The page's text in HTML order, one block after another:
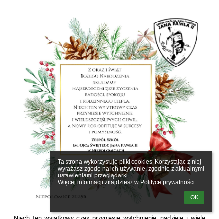
Ta strona wykorzystuje pliki cookies. Korzystając z niej
wyrażasz zgodę na ich używanie, zgodnie z aktualnymi
ustawieniami przeglądarki.
Więcej informacji znajdziesz w Polityce prywatności.
OK